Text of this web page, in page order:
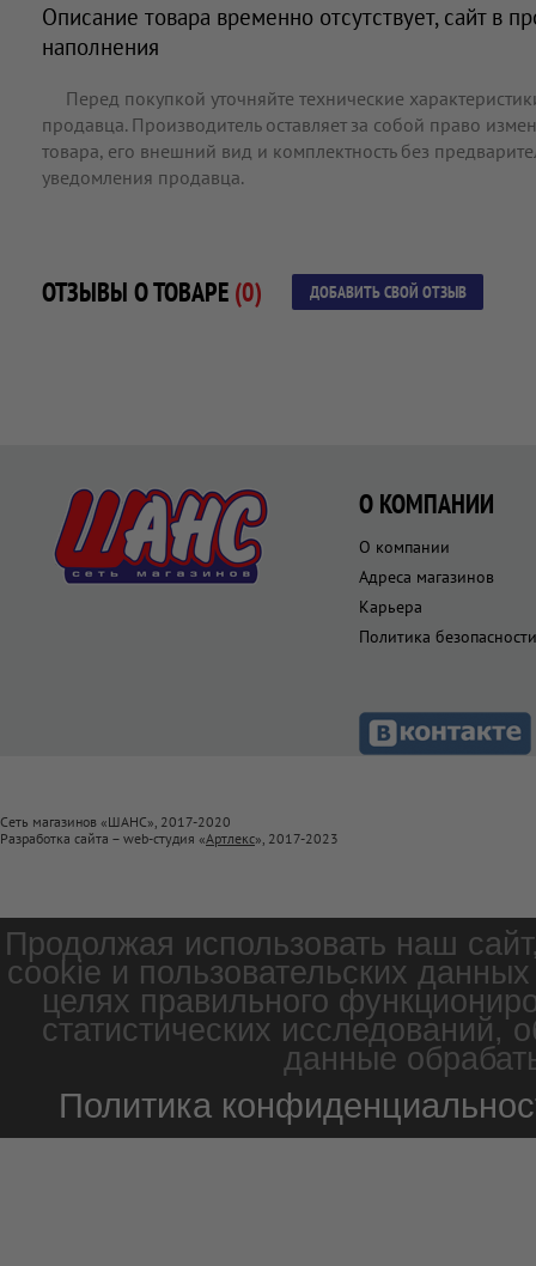
Описание товара временно отсутствует, сайт в
наполнения
Перед покупкой уточняйте технические
продавца. Производитель оставляет за собой право
товара, его внешний вид и комплектность без
уведомления продавца.
ОТЗЫВЫ О ТОВАРЕ (0) ДОБАВИТЬ СВОЙ ОТЗЫВ
О КОМПАНИИ
О компании
Адреса магазинов
Карьера
Политика безопасности
Сеть магазинов «ШАНС», 2017-2020
Разработка сайта – web-студия «Артлекс», 2017-2023
Продолжая использовать наш
cookie и пользовательских
целях правильного
статистических
данные
Политика